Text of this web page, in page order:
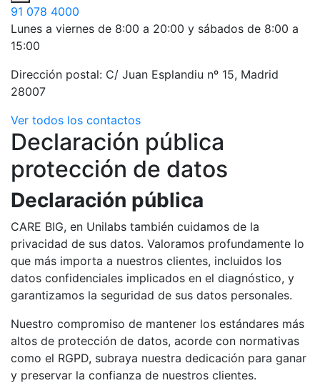
91 078 4000
Lunes a viernes de 8:00 a 20:00 y sábados de 8:00 a
15:00
Dirección postal: C/ Juan Esplandiu nº 15, Madrid
28007
Ver todos los contactos
Declaración pública
protección de datos
Declaración pública
CARE BIG, en Unilabs también cuidamos de la
privacidad de sus datos. Valoramos profundamente lo
que más importa a nuestros clientes, incluidos los
datos confidenciales implicados en el diagnóstico, y
garantizamos la seguridad de sus datos personales.
Nuestro compromiso de mantener los estándares más
altos de protección de datos, acorde con normativas
como el RGPD, subraya nuestra dedicación para ganar
y preservar la confianza de nuestros clientes.